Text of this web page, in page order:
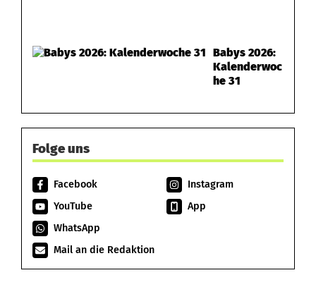
Babys 2026:
Kalenderwoc
he 31
Folge uns
Facebook
Instagram
YouTube
App
WhatsApp
Mail an die Redaktion